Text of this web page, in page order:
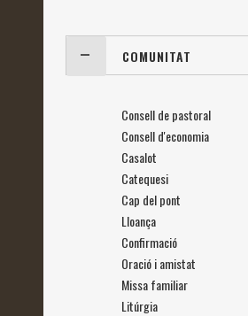
COMUNITAT
Consell de pastoral
Consell d'economia
Casalot
Catequesi
Cap del pont
Lloança
Confirmació
Oració i amistat
Missa familiar
Litúrgia